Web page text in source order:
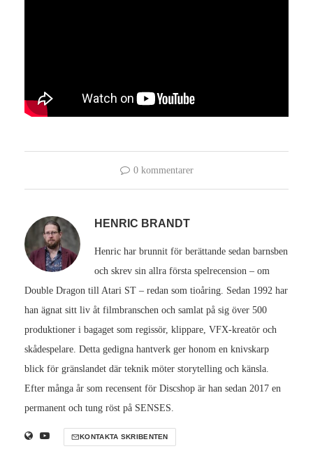
0 kommentarer
HENRIC BRANDT
Henric har brunnit för berättande sedan barnsben
och skrev sin allra första spelrecension – om
Double Dragon till Atari ST – redan som tioåring. Sedan 1992 har
han ägnat sitt liv åt filmbranschen och samlat på sig över 500
produktioner i bagaget som regissör, klippare, VFX-kreatör och
skådespelare. Detta gedigna hantverk ger honom en knivskarp
blick för gränslandet där teknik möter storytelling och känsla.
Efter många år som recensent för Discshop är han sedan 2017 en
permanent och tung röst på SENSES.
KONTAKTA SKRIBENTEN